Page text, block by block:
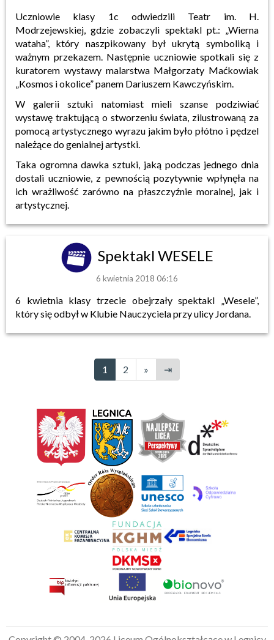
Uczniowie klasy 1c odwiedzili Teatr im. H.
Modrzejewskiej, gdzie zobaczyli spektakl pt.: „Wierna
wataha”, który naszpikowany był ukrytą symboliką i
ważnym przekazem. Następnie uczniowie spotkali się z
kuratorem wystawy malarstwa Małgorzaty Maćkowiak
„Kosmos i okolice” panem Dariuszem Kawczyńskim.
W galerii sztuki natomiast mieli szanse podziwiać
wystawę traktującą o stworzeniu świata, zilustrowaną za
pomocą artystycznego wyrazu jakim było płótno i pędzel
należące do genialnej artystki.
Taka ogromna dawka sztuki, jaką podczas jednego dnia
dostali uczniowie, z pewnością pozytywnie wpłynęła na
ich wrażliwość zarówno na płaszczyźnie moralnej, jak i
artystycznej.
Spektakl WESELE
6 kwietnia 2018 06:16
6 kwietnia klasy trzecie obejrzały spektakl „Wesele”,
który się odbył w Klubie Nauczyciela przy ulicy Jordana.
1 2 » ⇥